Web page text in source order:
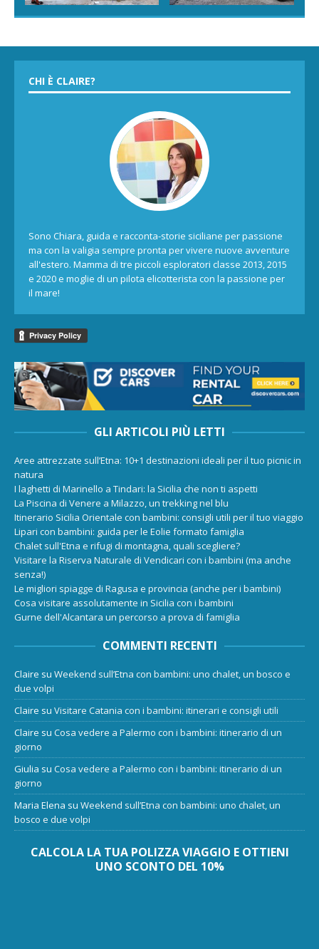
CHI È CLAIRE?
Sono Chiara, guida e racconta-storie siciliane per passione
ma con la valigia sempre pronta per vivere nuove avventure
all'estero. Mamma di tre piccoli esploratori classe 2013, 2015
e 2020 e moglie di un pilota elicotterista con la passione per
il mare!
GLI ARTICOLI PIÙ LETTI
Aree attrezzate sull’Etna: 10+1 destinazioni ideali per il tuo picnic in
natura
I laghetti di Marinello a Tindari: la Sicilia che non ti aspetti
La Piscina di Venere a Milazzo, un trekking nel blu
Itinerario Sicilia Orientale con bambini: consigli utili per il tuo viaggio
Lipari con bambini: guida per le Eolie formato famiglia
Chalet sull'Etna e rifugi di montagna, quali scegliere?
Visitare la Riserva Naturale di Vendicari con i bambini (ma anche
senza!)
Le migliori spiagge di Ragusa e provincia (anche per i bambini)
Cosa visitare assolutamente in Sicilia con i bambini
Gurne dell'Alcantara un percorso a prova di famiglia
COMMENTI RECENTI
Claire su Weekend sull’Etna con bambini: uno chalet, un bosco e
due volpi
Claire su Visitare Catania con i bambini: itinerari e consigli utili
Claire su Cosa vedere a Palermo con i bambini: itinerario di un
giorno
Giulia su Cosa vedere a Palermo con i bambini: itinerario di un
giorno
Maria Elena su Weekend sull’Etna con bambini: uno chalet, un
bosco e due volpi
CALCOLA LA TUA POLIZZA VIAGGIO E OTTIENI
UNO SCONTO DEL 10%